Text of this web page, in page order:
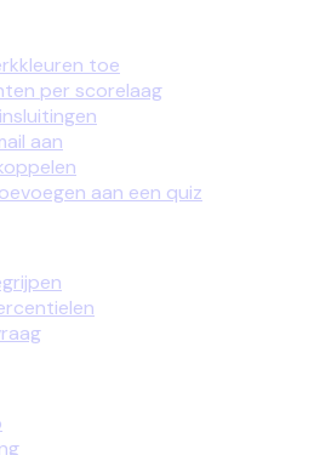
toe
per scorelaag
aan
aan een quiz